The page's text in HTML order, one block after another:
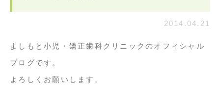
2014.04.21
よしもと小児・矯正歯科クリニックのオフィシャル
ブログです。
よろしくお願いします。